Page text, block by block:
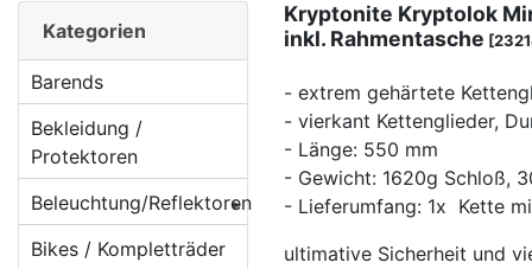
Kryptonite Kryptolok
inkl. Rahmentasche
- extrem gehärtete
- vierkant Kettenglieder,
- Länge: 550 mm
- Gewicht: 1620g Schloß,
- Lieferumfang: 1x Kette
ultimative Sicherheit und
Kategorien
Barends
Bekleidung /
Protektoren
Beleuchtung/Reflektoren
Beleuchtung für
Bikes / Kompletträder